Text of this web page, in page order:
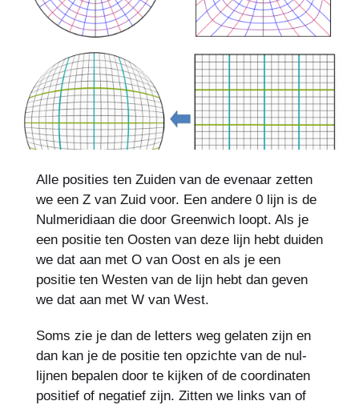
Alle posities ten Zuiden van de evenaar zetten
we een Z van Zuid voor. Een andere 0 lijn is de
Nulmeridiaan die door Greenwich loopt. Als je
een positie ten Oosten van deze lijn hebt duiden
we dat aan met O van Oost en als je een
positie ten Westen van de lijn hebt dan geven
we dat aan met W van West.
Soms zie je dan de letters weg gelaten zijn en
dan kan je de positie ten opzichte van de nul-
lijnen bepalen door te kijken of de coordinaten
positief of negatief zijn. Zitten we links van of